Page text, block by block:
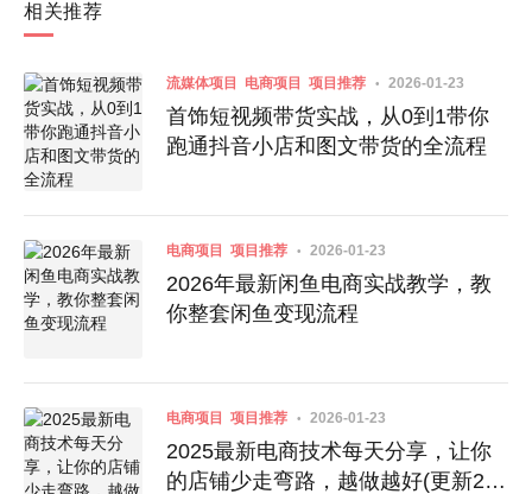
相关推荐
流媒体项目 电商项目 项目推荐 2026-01-23
首饰短视频带货实战，从0到1带你
跑通抖音小店和图文带货的全流程
电商项目 项目推荐 2026-01-23
2026年最新闲鱼电商实战教学，教
你整套闲鱼变现流程
电商项目 项目推荐 2026-01-23
2025最新电商技术每天分享，让你
的店铺少走弯路，越做越好(更新26